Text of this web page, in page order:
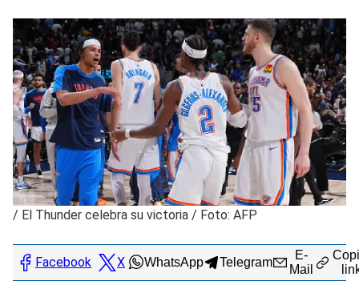
/ El Thunder celebra su victoria / Foto: AFP
Facebook X WhatsApp Telegram
E-
Mail